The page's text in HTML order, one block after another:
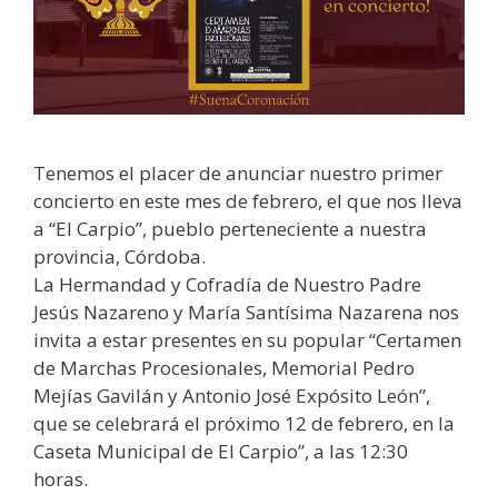
Tenemos el placer de anunciar nuestro primer
concierto en este mes de febrero, el que nos lleva
a “El Carpio”, pueblo perteneciente a nuestra
provincia, Córdoba.
La Hermandad y Cofradía de Nuestro Padre
Jesús Nazareno y María Santísima Nazarena nos
invita a estar presentes en su popular “Certamen
de Marchas Procesionales, Memorial Pedro
Mejías Gavilán y Antonio José Expósito León”,
que se celebrará el próximo 12 de febrero, en la
Caseta Municipal de El Carpio”, a las 12:30
horas.